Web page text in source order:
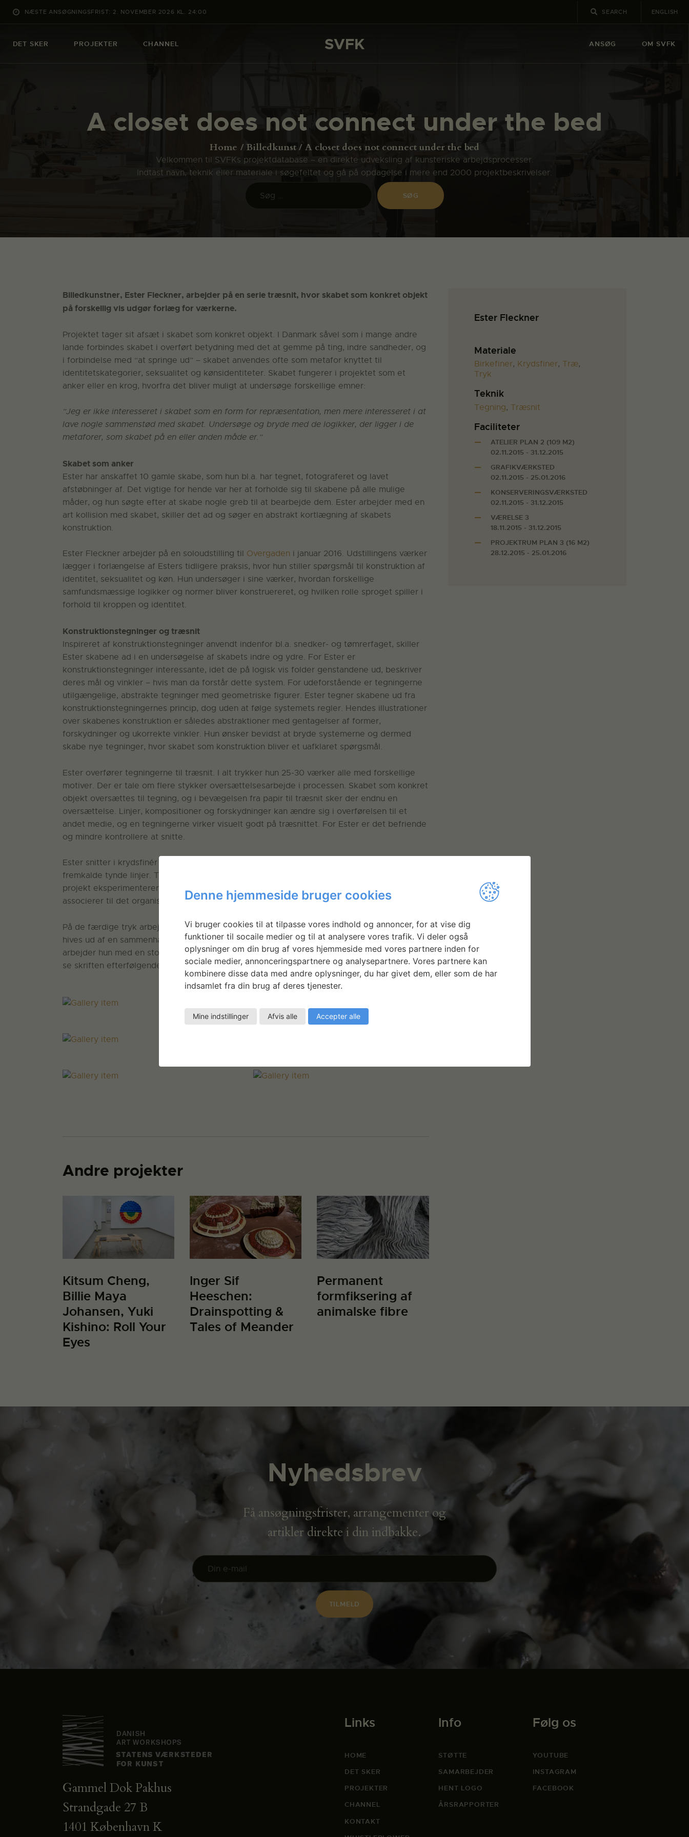
NÆSTE ANSØGNINGSFRIST: 2. NOVEMBER 2026 KL. 24:00 ENGLISH
DET SKER PROJEKTER CHANNEL SVFK ANSØG OM SVFK
A closet does not connect under the bed
Home Billedkunst A closet does not connect under the bed
Velkommen til SVFKs projektdatabase – en direkte udveksling af kunsteriske arbejdsprocesser.
Indtast navn, teknik eller materiale i søgefeltet og gå på opdagelse i mere end 2000 projektbeskrivelser.
SVFK
PROJEKTER
CHANNEL
OM SVFK
ENGLISH
Billedkunstner, Ester Fleckner, arbejder på en serie træsnit, hvor skabet som konkret objekt
på forskellig vis udgør forlæg for værkerne.
Projektet tager sit afsæt i skabet som konkret objekt. I Danmark såvel som i mange andre
lande forbindes skabet i overført betydning med det at gemme på ting, indre sandheder, og
i forbindelse med “at springe ud” – skabet anvendes ofte som metafor knyttet til
identitetskategorier, seksualitet og kønsidentiteter. Skabet fungerer i projektet som et
anker eller en krog, hvorfra det bliver muligt at undersøge forskellige emner:
”Jeg er ikke interesseret i skabet som en form for repræsentation, men mere interesseret i at
lave nogle sammenstød med skabet. Undersøge og bryde med de logikker, der ligger i de
metaforer, som skabet på en eller anden måde er.”
Skabet som anker
Ester har anskaffet 10 gamle skabe, som hun bl.a. har tegnet, fotograferet og lavet
afstøbninger af. Det vigtige for hende var her at forholde sig til skabene på alle mulige
måder, og hun søgte efter at skabe nogle greb til at bearbejde dem. Ester arbejder med en
art kollision med skabet, skiller det ad og søger en abstrakt kortlægning af skabets
konstruktion.
Ester Fleckner arbejder på en soloudstilling til Overgaden i januar 2016. Udstillingens værker
lægger i forlængelse af Esters tidligere praksis, hvor hun stiller spørgsmål til konstruktion af
identitet, seksualitet og køn. Hun undersøger i sine værker, hvordan forskellige
samfundsmæssige logikker og normer bliver konstruereret, og hvilken rolle sproget spiller i
forhold til kroppen og identitet.
Konstruktionstegninger og træsnit
Inspireret af konstruktionstegninger anvendt indenfor bl.a. snedker- og tømrerfaget, skiller
Ester skabene ad i en undersøgelse af skabets indre og ydre. For Ester er
konstruktionstegninger interessante, idet de på logisk vis folder genstandene ud, beskriver
deres mål og vinkler – hvis man da forstår dette system. For udeforstående er tegningerne
utilgængelige, abstrakte tegninger med geometriske figurer. Ester tegner skabene ud fra
konstruktionstegningernes princip, dog uden at følge systemets regler. Hendes illustrationer
over skabenes konstruktion er således abstraktioner med gentagelser af former,
forskydninger og ukorrekte vinkler. Hun ønsker bevidst at bryde systemerne og dermed
skabe nye tegninger, hvor skabet som konstruktion bliver et uafklaret spørgsmål.
Ester overfører tegningerne til træsnit. I alt trykker hun 25-30 værker alle med forskellige
motiver. Der er tale om flere stykker oversættelsesarbejde i processen. Skabet som konkret
objekt oversættes til tegning, og i bevægelsen fra papir til træsnit sker der endnu en
oversættelse. Linjer, kompositioner og forskydninger kan ændre sig i overførelsen til et
andet medie, og en tegningerne virker visuelt godt på træsnittet. For Ester er det befriende
og mindre kontrollere at snitte.
Ester snitter i krydsfinér af birk. Hun vælger bevidst at arbejde med hårdt træ, for at
fremkalde tynde linjer. Tidligere har Ester arbejdet med sorte og grå trætryk, men til dette
projekt eksperimenterer hun med brunlige farver. Brun er en organisk og varm farve, der
associerer til det organiske, kroppen og træet.
På de færdige tryk arbejder Ester med typografi. Fragmenter af sætninger og spørgsmål
hives ud af en sammenhæng og får ny betydning, idet de indtræder på træsnittene. Derfor
arbejder hun med en stor del transparens i trykfarven, da det ellers ikke vil være muligt at
se skriften efterfølgende.
Andre projekter
Kitsum Cheng,
Billie Maya
Johansen, Yuki
Kishino: Roll Your
Eyes
Inger Sif
Heeschen:
Drainspotting &
Tales of Meander
Permanent
formfiksering af
animalske fibre
Ester Fleckner
Materiale
Birkefiner, Krydsfiner, Træ,
Tryk
Teknik
Tegning, Træsnit
Faciliteter
ATELIER PLAN 2 (109 M2)
02.11.2015 - 31.12.2015
GRAFIKVÆRKSTED
02.11.2015 - 25.01.2016
KONSERVERINGSVÆRKSTED
02.11.2015 - 31.12.2015
VÆRELSE 3
18.11.2015 - 31.12.2015
PROJEKTRUM PLAN 3 (16 M2)
28.12.2015 - 25.01.2016
Nyhedsbrev
Få ansøgningsfrister, arrangementer og
artikler direkte i din indbakke.
Gammel Dok Pakhus
Strandgade 27 B
1401 København K
Links
HOME
DET SKER
PROJEKTER
CHANNEL
KONTAKT
Info
STØTTE
SAMARBEJDER
HENT LOGO
ÅRSRAPPORTER
Følg os
YOUTUBE
INSTAGRAM
FACEBOOK
Denne hjemmeside bruger cookies
Vi bruger cookies til at tilpasse vores indhold og annoncer, for at vise dig
funktioner til socaile medier og til at analysere vores trafik. Vi deler også
oplysninger om din brug af vores hjemmeside med vores partnere inden for
sociale medier, annonceringspartnere og analysepartnere. Vores partnere kan
kombinere disse data med andre oplysninger, du har givet dem, eller som de har
indsamlet fra din brug af deres tjenester.
Mine indstillinger Afvis alle Accepter alle